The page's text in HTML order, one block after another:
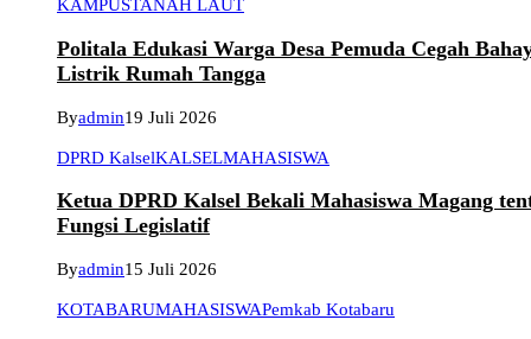
KAMPUSTANAH LAUT
Politala Edukasi Warga Desa Pemuda Cegah
Listrik Rumah Tangga
Byadmin19 Juli 2026
DPRD KalselKALSELMAHASISWA
Ketua DPRD Kalsel Bekali Mahasiswa Magang
Fungsi Legislatif
Byadmin15 Juli 2026
KOTABARUMAHASISWAPemkab Kotabaru